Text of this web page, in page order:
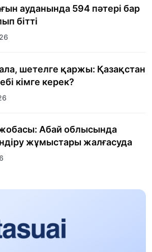
ауданында 594 пәтері бар
бітті
шетелге қаржы: Қазақстан
кімге керек?
Абай облысында
жұмыстары жалғасуда
1 H2O» жарысын